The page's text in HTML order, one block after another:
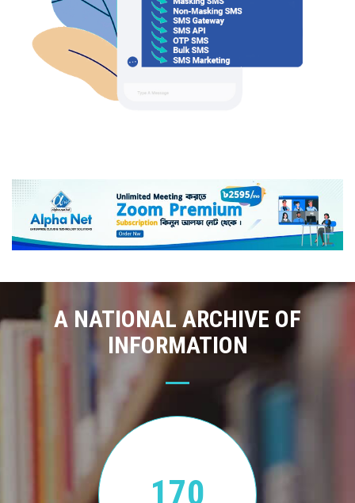
A NATIONAL ARCHIVE OF
INFORMATION
170